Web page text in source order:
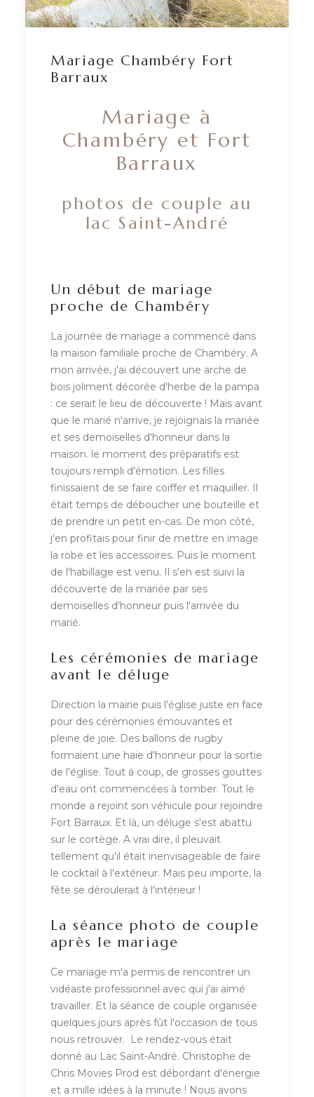
Mariage Chambéry Fort
Barraux
Mariage à
Chambéry et Fort
Barraux
photos de couple au
lac Saint-André
Un début de mariage
proche de Chambéry
La journée de mariage a commencé dans
la maison familiale proche de Chambéry. A
mon arrivée, j'ai découvert une arche de
bois joliment décorée d'herbe de la pampa
: ce serait le lieu de découverte ! Mais avant
que le marié n'arrive, je rejoignais la mariée
et ses demoiselles d'honneur dans la
maison. le moment des préparatifs est
toujours rempli d'émotion. Les filles
finissaient de se faire coiffer et maquiller. Il
était temps de déboucher une bouteille et
de prendre un petit en-cas. De mon côté,
j'en profitais pour finir de mettre en image
la robe et les accessoires. Puis le moment
de l'habillage est venu. Il s'en est suivi la
découverte de la mariée par ses
demoiselles d'honneur puis l'arrivée du
marié.
Les cérémonies de mariage
avant le déluge
Direction la mairie puis l'église juste en face
pour des cérémonies émouvantes et
pleine de joie. Des ballons de rugby
formaient une haie d'honneur pour la sortie
de l'église. Tout à coup, de grosses gouttes
d'eau ont commencées à tomber. Tout le
monde a rejoint son véhicule pour rejoindre
Fort Barraux. Et là, un déluge s'est abattu
sur le cortège. A vrai dire, il pleuvait
tellement qu'il était inenvisageable de faire
le cocktail à l'extérieur. Mais peu importe, la
fête se déroulerait à l'intérieur !
La séance photo de couple
après le mariage
Ce mariage m'a permis de rencontrer un
vidéaste professionnel avec qui j'ai aimé
travailler. Et la séance de couple organisée
quelques jours après fût l'occasion de tous
nous retrouver. Le rendez-vous était
donné au Lac Saint-André. Christophe de
Chris Movies Prod est débordant d'énergie
et a mille idées à la minute ! Nous avons